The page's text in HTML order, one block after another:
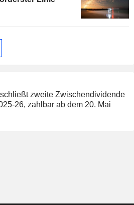
zweite Zwischendividende
26, zahlbar ab dem 20. Mai